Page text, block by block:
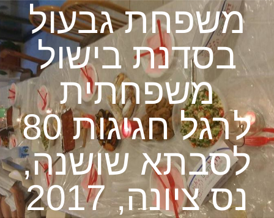
משפחת גבעול
בסדנת בישול
משפחתית
לרגל חגיגות 80
לסבתא שושנה,
נס ציונה, 2017